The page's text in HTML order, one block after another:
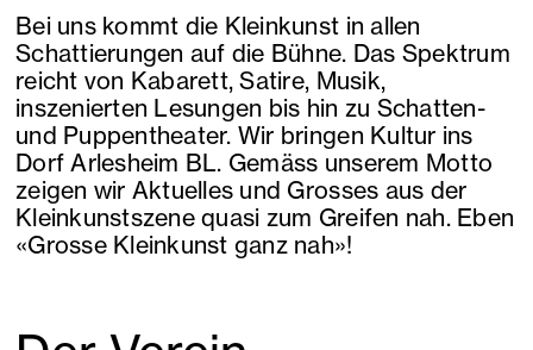
Bei uns kommt die Kleinkunst in allen
Schattierungen auf die Bühne. Das Spektrum
reicht von Kabarett, Satire, Musik,
inszenierten Lesungen bis hin zu Schatten-
und Puppentheater. Wir bringen Kultur ins
Dorf Arlesheim BL. Gemäss unserem Motto
zeigen wir Aktuelles und Grosses aus der
Kleinkunstszene quasi zum Greifen nah. Eben
«Grosse Kleinkunst ganz nah»!